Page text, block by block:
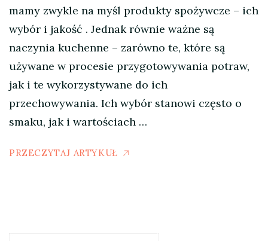
mamy zwykle na myśl produkty spożywcze – ich
wybór i jakość . Jednak równie ważne są
naczynia kuchenne – zarówno te, które są
używane w procesie przygotowywania potraw,
jak i te wykorzystywane do ich
przechowywania. Ich wybór stanowi często o
smaku, jak i wartościach …
PRZECZYTAJ ARTYKUŁ